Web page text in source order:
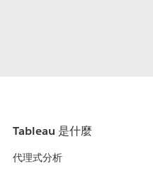
Tableau 是什麼
代理式分析